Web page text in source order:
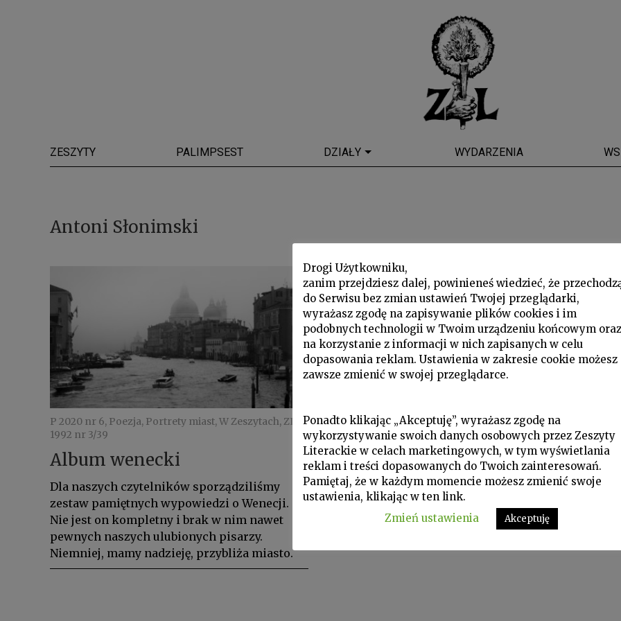
ZESZYTY PALIMPSEST DZIAŁY WYDARZENIA
Antoni Słonimski
P 2020 nr 6, Poezja, Portrety miast, W Zeszytach, ZL
1992 nr 3/39
Album wenecki
Dla naszych czytelników sporządziliśmy
zestaw pamiętnych wypowiedzi o Wenecji.
Nie jest on kompletny i brak w nim nawet
pewnych naszych ulubionych pisarzy.
Niemniej, mamy nadzieję, przybliża miasto.
Drogi Użytkowniku,
zanim przejdziesz dalej, powinieneś wiedzieć, że
do Serwisu bez zmian ustawień Twojej przeglądarki,
wyrażasz zgodę na zapisywanie plików cookies i im
podobnych technologii w Twoim urządzeniu końcowym oraz
na korzystanie z informacji w nich zapisanych w celu
dopasowania reklam. Ustawienia w zakresie cookie możesz
zawsze zmienić w swojej przeglądarce.
Ponadto klikając „Akceptuję”, wyrażasz zgodę na
wykorzystywanie swoich danych osobowych przez Zeszyty
Literackie w celach marketingowych, w tym wyświetlania
reklam i treści dopasowanych do Twoich zainteresowań.
Pamiętaj, że w każdym momencie możesz zmienić swoje
ustawienia, klikając w ten link.
Zmień ustawienia
Akceptuję